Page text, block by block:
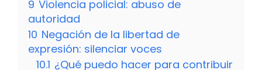
9 Violencia policial: abuso de
autoridad
10 Negación de la libertad de
expresión: silenciar voces
10.1 ¿Qué puedo hacer para contribuir